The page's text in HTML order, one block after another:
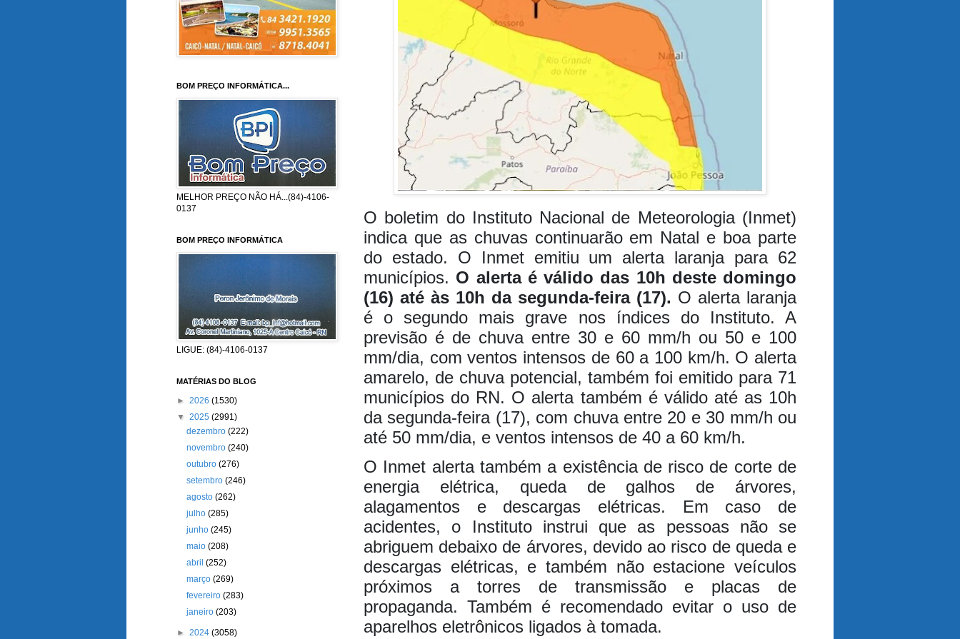
O boletim do Instituto Nacional de Meteorologia (Inmet)
indica que as chuvas continuarão em Natal e boa parte
do estado. O Inmet emitiu um alerta laranja para 62
municípios. O alerta é válido das 10h deste domingo
(16) até às 10h da segunda-feira (17). O alerta laranja
é o segundo mais grave nos índices do Instituto. A
previsão é de chuva entre 30 e 60 mm/h ou 50 e 100
mm/dia, com ventos intensos de 60 a 100 km/h. O alerta
amarelo, de chuva potencial, também foi emitido para 71
municípios do RN. O alerta também é válido até as 10h
da segunda-feira (17), com chuva entre 20 e 30 mm/h ou
até 50 mm/dia, e ventos intensos de 40 a 60 km/h.
O Inmet alerta também a existência de risco de corte de
energia elétrica, queda de galhos de árvores,
alagamentos e descargas elétricas. Em caso de
acidentes, o Instituto instrui que as pessoas não se
abriguem debaixo de árvores, devido ao risco de queda e
descargas elétricas, e também não estacione veículos
próximos a torres de transmissão e placas de
propaganda. Também é recomendado evitar o uso de
aparelhos eletrônicos ligados à tomada.
BOM PREÇO INFORMÁTICA...
MELHOR PREÇO NÃO HÁ...(84)-4106-
0137
BOM PREÇO INFORMÁTICA
LIGUE: (84)-4106-0137
MATÉRIAS DO BLOG
► 2026 (1530)
▼ 2025 (2991)
dezembro(222)
novembro(240)
outubro(276)
setembro(246)
agosto(262)
julho(285)
junho(245)
maio(208)
abril(252)
março(269)
fevereiro(283)
janeiro(203)
► 2024 (3058)